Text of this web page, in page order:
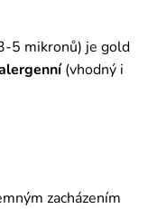
5 mikronů) je gold
(vhodný i
zacházením